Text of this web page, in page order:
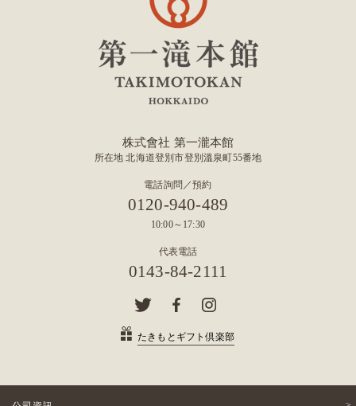
株式會社 第一瀧本館
所在地 北海道登別市登別溫泉町55番地
電話詢問／預約
0120-940-489
10:00～17:30
代表電話
0143-84-2111
たきもとギフト倶楽部